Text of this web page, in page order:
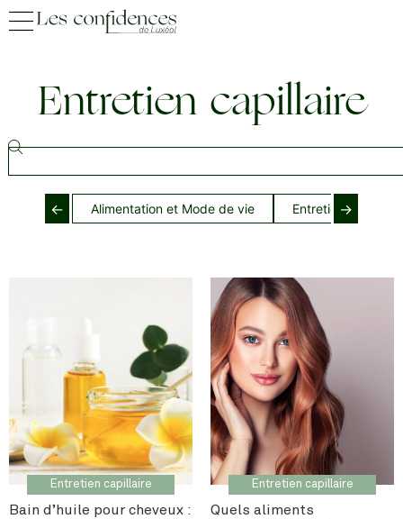
Entretien capillaire
← Alimentation et Mode de vie Entretien cheveux
→
Entretien capillaire
Bain d’huile pour cheveux :
Entretien capillaire
Quels aliments